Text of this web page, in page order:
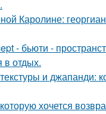
Каролине:
- бьюти -
в отдых.
и джапанди:
хочется